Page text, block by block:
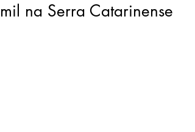
mil na Serra Catarinense